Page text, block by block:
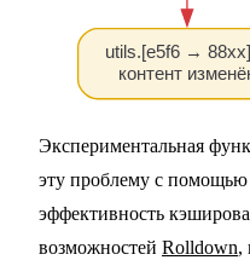
utils.[e5f6 →
контент
Экспериментальная
эту проблему с
эффективность
возможностей Rolldown,